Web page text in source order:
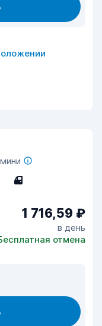
4
1 716,59 ₽
в день
отмена